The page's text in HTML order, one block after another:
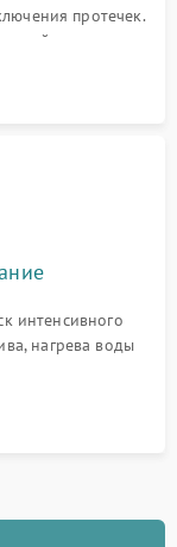
протечек.
системы,
поплавка.
интенсивного
нагрева воды
шумов,
в поддоне.